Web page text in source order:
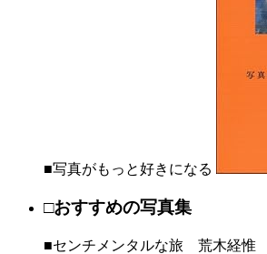
■写真がもっと好きになる
□おすすめの写真集
■センチメンタルな旅 荒木経惟